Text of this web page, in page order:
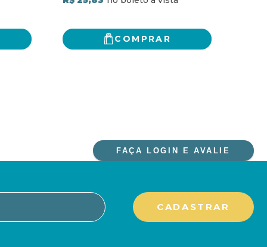
COMPRAR
FAÇA LOGIN E AVALIE